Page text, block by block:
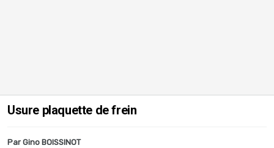
Usure plaquette de frein
Par Gino BOISSINOT